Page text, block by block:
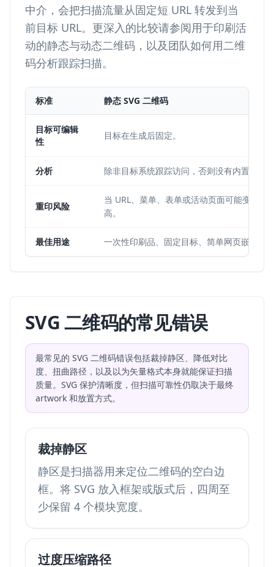
中介，会把扫描流量从固定短 URL 转发到当
前目标 URL。更深入的比较请参阅用于印刷活
动的静态与动态二维码 ，以及团队如何用二维
码分析跟踪扫描。
标准 静态 SVG 二维码
目标可编辑
性
目标在生成后固定。
分析 除非目标系统跟踪访问，否则没有内置扫描
重印风险
当 URL、菜单、表单或活动页面可能变化时
高。
最佳用途 一次性印刷品、固定目标、简单网页嵌入。
SVG 二维码的常见错误
最常见的 SVG 二维码错误包括裁掉静区、降低对比
度、扭曲路径，以及以为矢量格式本身就能保证扫描
质量。SVG 保护清晰度，但扫描可靠性仍取决于最终
artwork 和放置方式。
裁掉静区
静区是扫描器用来定位二维码的空白边
框。将 SVG 放入框架或版式后，四周至
少保留 4 个模块宽度。
过度压缩路径